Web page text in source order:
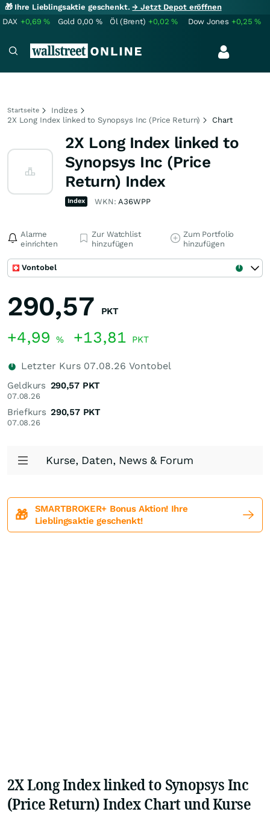
🎁 Ihre Lieblingsaktie geschenkt.→ Jetzt Depot eröffnen
DAX +0,69% Gold 0,00 % Öl (Brent) +0,02% Dow Jones +0,25%
Startseite
Indizes
2X Long Index linked to Synopsys Inc (Price Return)
Chart
2X Long Index linked to
Synopsys Inc (Price
Return) Index
Index WKN:A36WPP
Alarme
einrichten
Zur Watchlist
hinzufügen
Zum Portfolio
hinzufügen
Vontobel
290,57 PKT
+4,99 % +13,81 PKT
Letzter Kurs 07.08.26 Vontobel
Geldkurs
07.08.26
290,57 PKT
Briefkurs
07.08.26
290,57 PKT
Kurse, Daten, News & Forum
🎁
SMARTBROKER+ Bonus Aktion! Ihre
Lieblingsaktie geschenkt!
2X Long Index linked to Synopsys Inc
(Price Return) Index Chart und Kurse